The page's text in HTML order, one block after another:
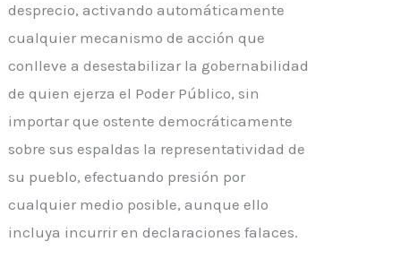
desprecio, activando automáticamente
cualquier mecanismo de acción que
conlleve a desestabilizar la gobernabilidad
de quien ejerza el Poder Público, sin
importar que ostente democráticamente
sobre sus espaldas la representatividad de
su pueblo, efectuando presión por
cualquier medio posible, aunque ello
incluya incurrir en declaraciones falaces.